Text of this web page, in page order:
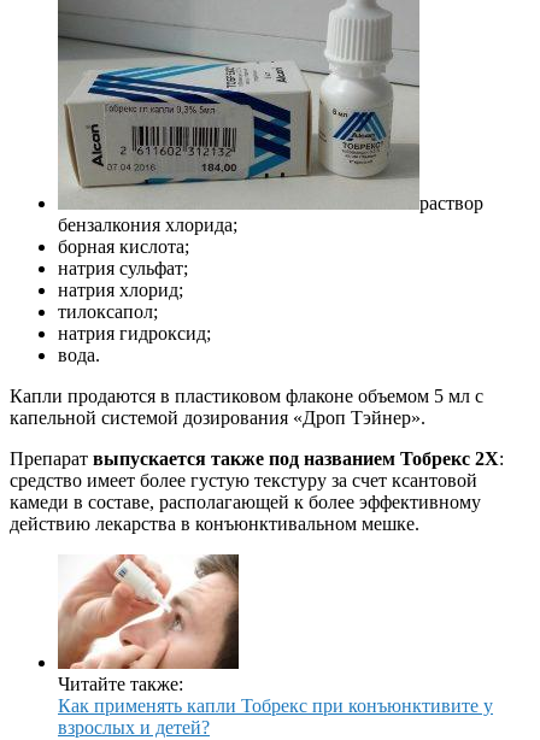
раствор
бензалкония хлорида;
борная кислота;
натрия сульфат;
натрия хлорид;
тилоксапол;
натрия гидроксид;
вода.
Капли продаются в пластиковом флаконе объемом 5 мл с
капельной системой дозирования «Дроп Тэйнер».
Препарат выпускается также под названием Тобрекс 2Х:
средство имеет более густую текстуру за счет ксантовой
камеди в составе, располагающей к более эффективному
действию лекарства в конъюнктивальном мешке.
Читайте также:
Как применять капли Тобрекс при конъюнктивите у
взрослых и детей?